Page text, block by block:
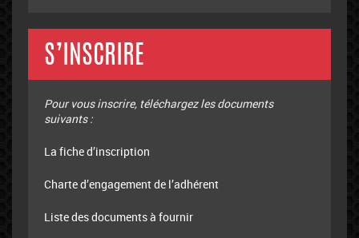
S’INSCRIRE
Pour vous inscrire, téléchargez les documents
suivants :
La fiche d’inscription
Charte d’engagement de l’adhérent
Liste des documents à fournir